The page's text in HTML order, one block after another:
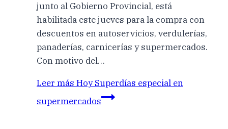
junto al Gobierno Provincial, está
habilitada este jueves para la compra con
descuentos en autoservicios, verdulerías,
panaderías, carnicerías y supermercados.
Con motivo del…
Leer más Hoy Superdías especial en
supermercados